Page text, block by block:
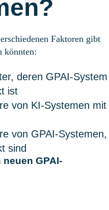
Faktoren gibt
könnten:
deren GPAI-System
ist
von KI-Systemen mit
von GPAI-Systemen,
sind
GPAI-